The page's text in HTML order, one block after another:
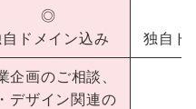
◎
ドメイン込み
独自ド
企画のご相談、
デザイン関連の